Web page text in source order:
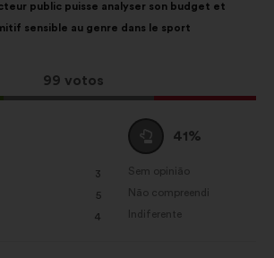
public puisse analyser son budget et
sensible au genre dans le sport
Esta
proposta
99 votos
3
5
4
Voto
neutro
:
41%
Sem opinião
:vezes
Não compreendi
:vezes
Indiferente
:vezes